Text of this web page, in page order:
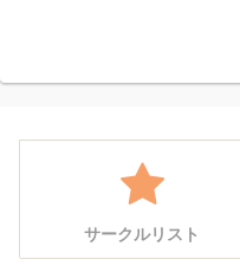
サークルリスト